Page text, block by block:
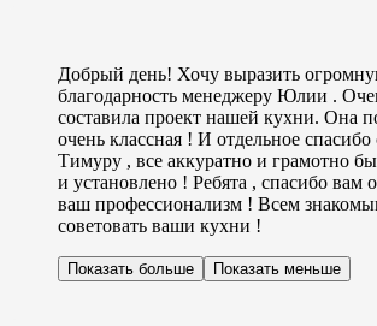
Добрый день! Хочу выразить
благодарность менеджеру Юлии .
составила проект нашей кухни. Она
очень классная ! И отдельное
Тимуру , все аккуратно и грамотно
и установлено ! Ребята , спасибо вам
ваш профессионализм ! Всем
советовать ваши кухни !
Показать больше Показать меньше